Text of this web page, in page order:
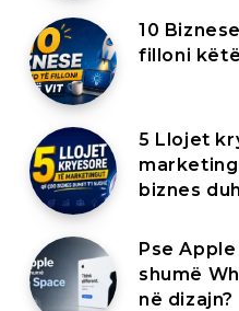
10
filloni
5 Llojet
biznes
Pse
shumë
në dizajn?